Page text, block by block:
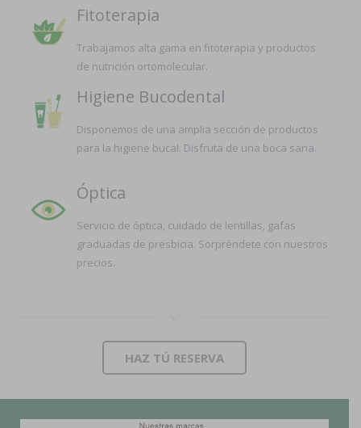
Fitoterapia
Trabajamos alta gama en fitoterapia y productos
de nutrición ortomolecular.
Higiene Bucodental
Disponemos de una amplia sección de productos
para la higiene bucal. Disfruta de una boca sana.
Óptica
Servicio de óptica, cuidado de lentillas, gafas
graduadas de presbicia. Sorpréndete con nuestros
precios.
HAZ TÚ RESERVA